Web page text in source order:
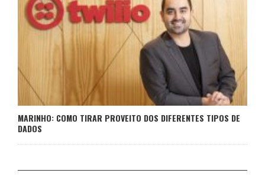
MARINHO: COMO TIRAR PROVEITO DOS DIFERENTES TIPOS DE
DADOS